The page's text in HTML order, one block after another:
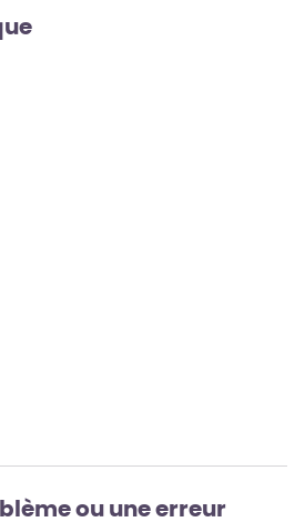
ou une erreur